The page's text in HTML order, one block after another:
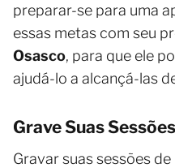
preparar-se para uma
essas metas com seu
Osasco, para que ele
ajudá-lo a alcançá-las
Grave Suas
Gravar suas sessões